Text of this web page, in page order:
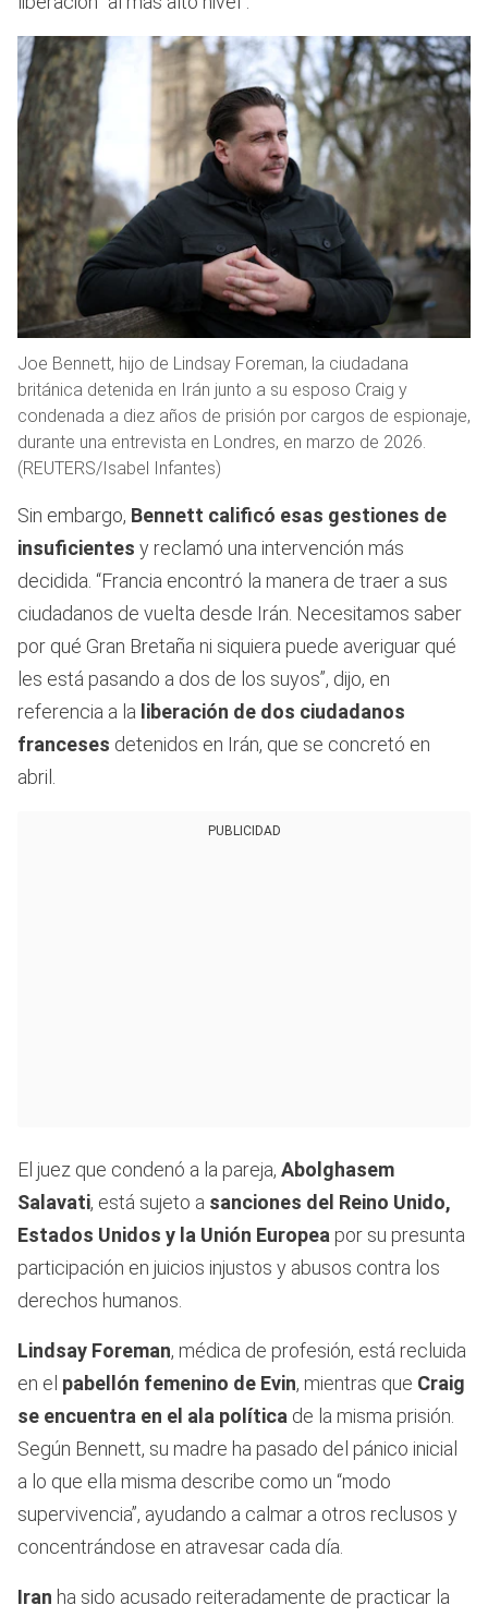
Joe Bennett, hijo de Lindsay Foreman, la ciudadana
británica detenida en Irán junto a su esposo Craig y
condenada a diez años de prisión por cargos de espionaje,
durante una entrevista en Londres, en marzo de 2026.
(REUTERS/Isabel Infantes)
Sin embargo, Bennett calificó esas gestiones de
insuficientes y reclamó una intervención más
decidida. “Francia encontró la manera de traer a sus
ciudadanos de vuelta desde Irán. Necesitamos saber
por qué Gran Bretaña ni siquiera puede averiguar qué
les está pasando a dos de los suyos”, dijo, en
referencia a la liberación de dos ciudadanos
franceses detenidos en Irán, que se concretó en
abril.
PUBLICIDAD
El juez que condenó a la pareja, Abolghasem
Salavati, está sujeto a sanciones del Reino Unido,
Estados Unidos y la Unión Europea por su presunta
participación en juicios injustos y abusos contra los
derechos humanos.
Lindsay Foreman, médica de profesión, está recluida
en el pabellón femenino de Evin, mientras que Craig
se encuentra en el ala política de la misma prisión.
Según Bennett, su madre ha pasado del pánico inicial
a lo que ella misma describe como un “modo
supervivencia”, ayudando a calmar a otros reclusos y
concentrándose en atravesar cada día.
Iran ha sido acusado reiteradamente de practicar la